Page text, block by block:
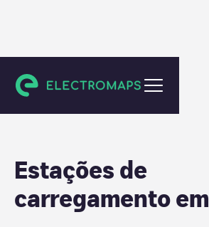
Espanha
Estações de
carregamento em